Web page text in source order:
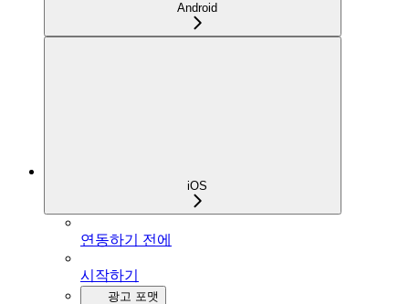
Android
iOS
연동하기 전에
시작하기
광고 포맷